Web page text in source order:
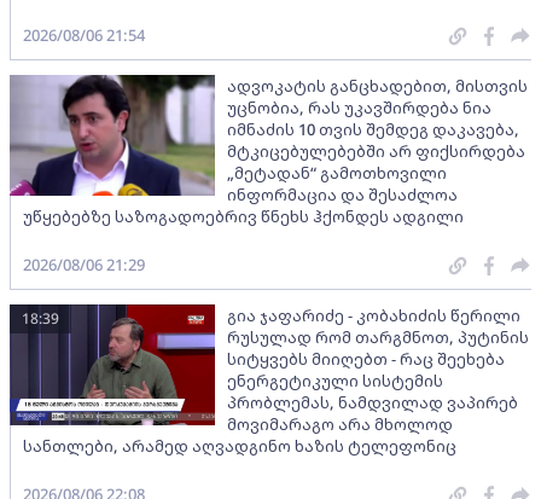
2026/08/06 21:54
ადვოკატის განცხადებით, მისთვის
უცნობია, რას უკავშირდება ნია
იმნაძის 10 თვის შემდეგ დაკავება,
მტკიცებულებებში არ ფიქსირდება
„მეტადან“ გამოთხოვილი
ინფორმაცია და შესაძლოა
უწყებებზე საზოგადოებრივ წნეხს ჰქონდეს ადგილი
2026/08/06 21:29
გია ჯაფარიძე - კობახიძის წერილი
რუსულად რომ თარგმნოთ, პუტინის
სიტყვებს მიიღებთ - რაც შეეხება
ენერგეტიკული სისტემის
პრობლემას, ნამდვილად ვაპირებ
მოვიმარაგო არა მხოლოდ
სანთლები, არამედ აღვადგინო ხაზის ტელეფონიც
18:39
2026/08/06 22:08